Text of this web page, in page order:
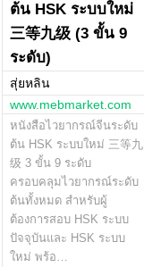
ต้น HSK ระบบใหม่
三等九级 (3 ขั้น 9
ระดับ)
สุ่ยหลิน
www.mebmarket.com
หนังสือไวยากรณ์จีนระดับ
ต้น HSK ระบบใหม่ 三等九
级 3 ขั้น 9 ระดับ
ครอบคลุมไวยากรณ์ระดับ
ต้นทั้งหมด สำหรับผู้
ต้องการสอบ HSK ระบบ
ปัจจุบันและ HSK ระบบ
ใหม่ พร้อ…